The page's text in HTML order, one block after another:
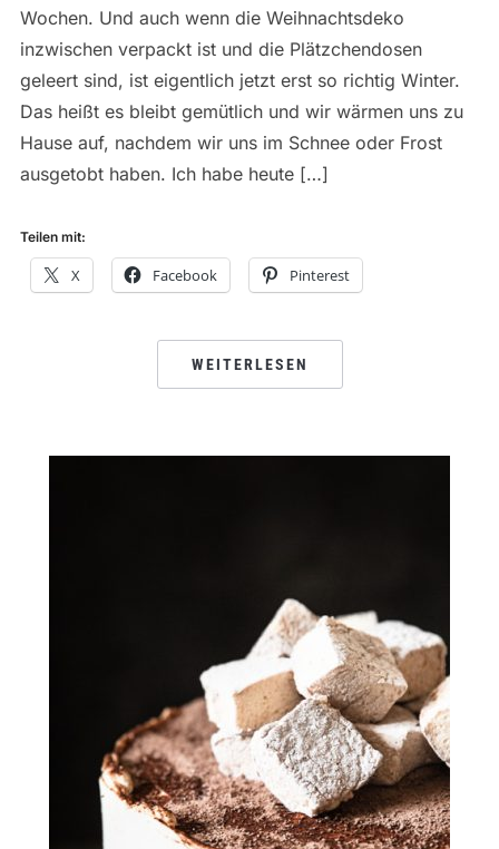
Wochen. Und auch wenn die Weihnachtsdeko
inzwischen verpackt ist und die Plätzchendosen
geleert sind, ist eigentlich jetzt erst so richtig Winter.
Das heißt es bleibt gemütlich und wir wärmen uns zu
Hause auf, nachdem wir uns im Schnee oder Frost
ausgetobt haben. Ich habe heute […]
Teilen mit:
X Facebook Pinterest
WEITERLESEN